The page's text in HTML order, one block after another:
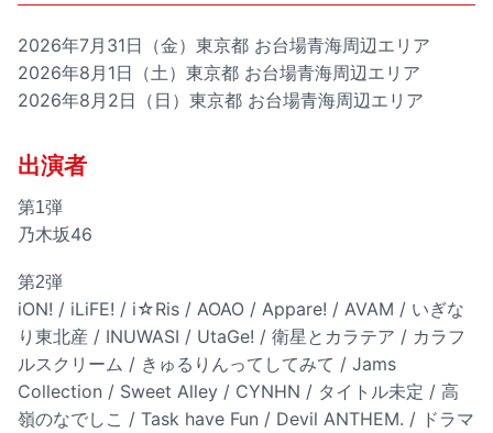
2026年7月31日（金）東京都 お台場青海周辺エリア
2026年8月1日（土）東京都 お台場青海周辺エリア
2026年8月2日（日）東京都 お台場青海周辺エリア
出演者
第1弾
乃木坂46
第2弾
iON! / iLiFE! / i☆Ris / AOAO / Appare! / AVAM / いぎな
り東北産 / INUWASI / UtaGe! / 衛星とカラテア / カラフ
ルスクリーム / きゅるりんってしてみて / Jams
Collection / Sweet Alley / CYNHN / タイトル未定 / 高
嶺のなでしこ / Task have Fun / Devil ANTHEM. / ドラマ